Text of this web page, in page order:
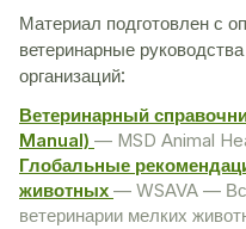
Материал подготовлен с
ветеринарные
организаций:
Ветеринарный
Manual) — MSD Animal
Глобальные
животных — WSAVA —
ветеринарии мелких